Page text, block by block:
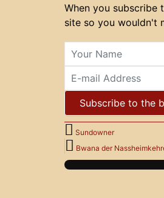
When you subscribe
site so you wouldn't
Your Name
E-mail Address
Subscribe to the
Sundowner
Bwana der